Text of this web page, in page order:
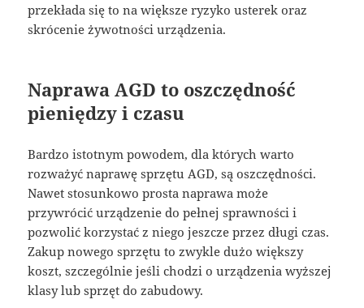
przekłada się to na większe ryzyko usterek oraz
skrócenie żywotności urządzenia.
Naprawa AGD to oszczędność
pieniędzy i czasu
Bardzo istotnym powodem, dla których warto
rozważyć naprawę sprzętu AGD, są oszczędności.
Nawet stosunkowo prosta naprawa może
przywrócić urządzenie do pełnej sprawności i
pozwolić korzystać z niego jeszcze przez długi czas.
Zakup nowego sprzętu to zwykle dużo większy
koszt, szczególnie jeśli chodzi o urządzenia wyższej
klasy lub sprzęt do zabudowy.